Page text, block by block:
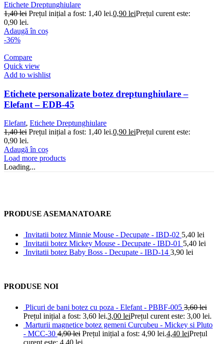
Etichete Dreptunghiulare
1,40lei Prețul inițial a fost: 1,40 lei.0,90 leiPrețul curent este:
0,90 lei.
Adaugă în coș
-36%
Compare
Quick view
Add to wishlist
Etichete personalizate botez dreptunghiulare –
Elefant – EDB-45
Elefant, Etichete Dreptunghiulare
1,40lei Prețul inițial a fost: 1,40 lei.0,90 leiPrețul curent este:
0,90 lei.
Adaugă în coș
Load more products
Loading...
PRODUSE ASEMANATOARE
Invitatii botez Minnie Mouse - Decupate - IBD-02 5,40 lei
Invitatii botez Mickey Mouse - Decupate - IBD-01 5,40 lei
Invitatii botez Baby Boss - Decupate - IBD-14 3,90 lei
PRODUSE NOI
Plicuri de bani botez cu poza - Elefant - PBBF-005 3,60lei
Prețul inițial a fost: 3,60 lei.3,00 leiPrețul curent este: 3,00 lei.
Marturii magnetice botez gemeni Curcubeu - Mickey si Pluto
- MCC-30 4,90lei Prețul inițial a fost: 4,90 lei.4,40 leiPrețul
curent este: 4,40 lei.